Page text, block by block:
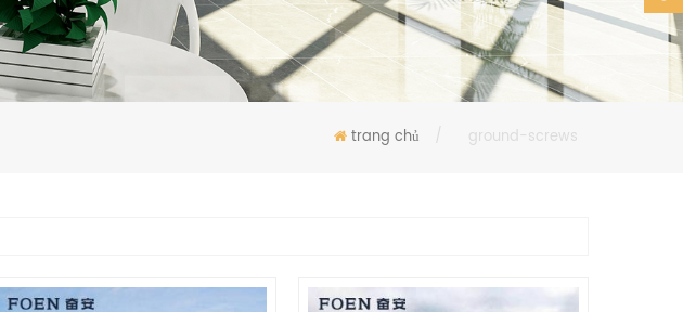
trang chủ / ground-screws